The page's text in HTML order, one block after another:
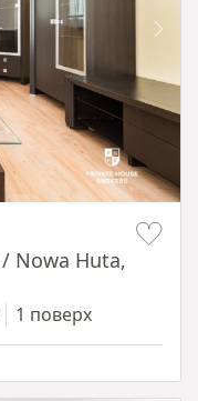
Nowa Huta,
1 поверх